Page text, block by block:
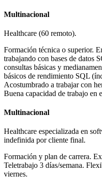
Multinacional
Healthcare (60 remoto).
Formación técnica o superior.
trabajando con bases de datos
consultas básicas y
básicos de rendimiento SQL
Acostumbrado a trabajar con
Buena capacidad de trabajo en
Multinacional
Healthcare especializada en
indefinida por cliente final.
Formación y plan de carrera.
Teletrabajo 3 días/semana.
viernes.